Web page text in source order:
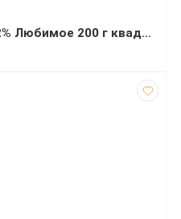
Мыло хозяйственное 72% Любимое 200 г квадрат